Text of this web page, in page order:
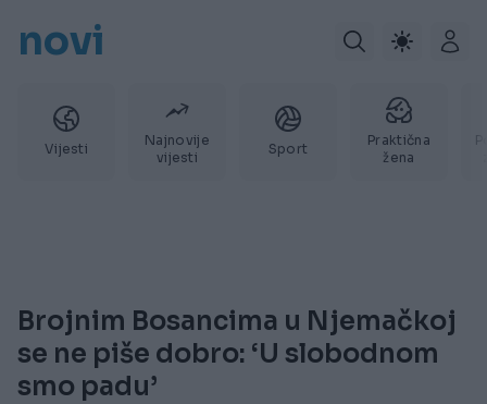
novi
Vijesti
Najnovije
vijesti
Sport
Praktična
žena
Brojnim Bosancima u Njemačkoj
se ne piše dobro: ‘U slobodnom
smo padu’